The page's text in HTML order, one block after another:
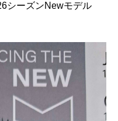
シーズンNewモデル